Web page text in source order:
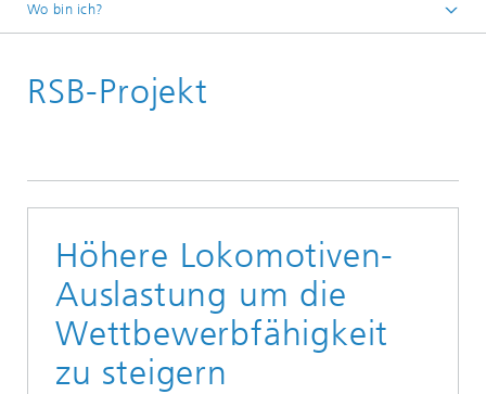
Wo bin ich?
Presse / Medien
RSB-Projekt
Höhere Lokomotiven-
Auslastung um die
Wettbewerbfähigkeit
zu steigern